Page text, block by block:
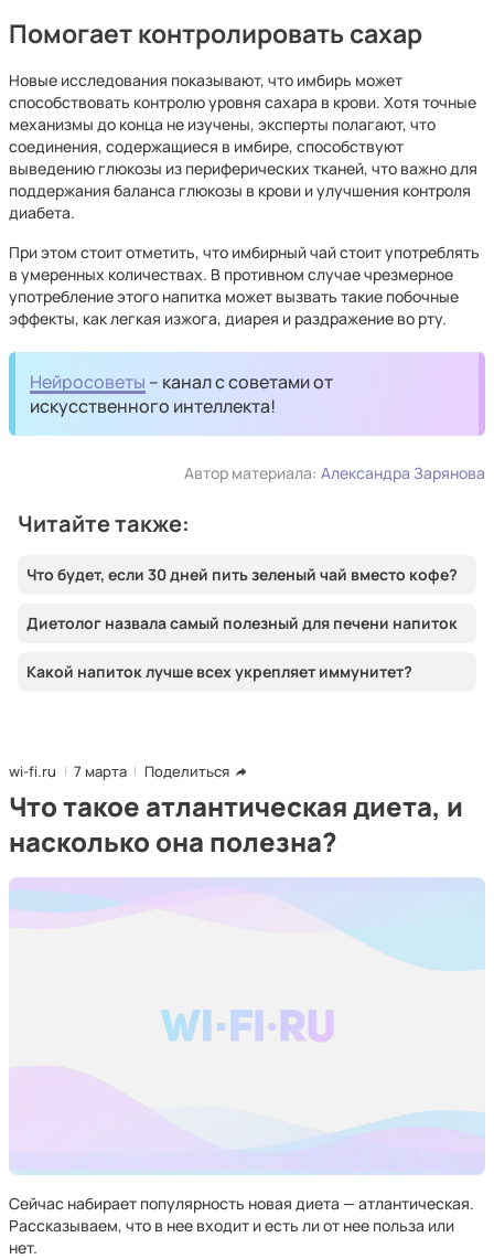
Помогает контролировать сахар
Новые исследования показывают, что имбирь может
способствовать контролю уровня сахара в крови. Хотя точные
механизмы до конца не изучены, эксперты полагают, что
соединения, содержащиеся в имбире, способствуют
выведению глюкозы из периферических тканей, что важно для
поддержания баланса глюкозы в крови и улучшения контроля
диабета.
При этом стоит отметить, что имбирный чай стоит употреблять
в умеренных количествах. В противном случае чрезмерное
употребление этого напитка может вызвать такие побочные
эффекты, как легкая изжога, диарея и раздражение во рту.
Нейросоветы – канал с советами от
искусственного интеллекта!
Автор материала: Александра Зарянова
Читайте также:
Что будет, если 30 дней пить зеленый чай вместо кофе?
Диетолог назвала самый полезный для печени напиток
Какой напиток лучше всех укрепляет иммунитет?
wi-fi.ru 7 марта Поделиться
Что такое атлантическая диета, и
насколько она полезна?
Сейчас набирает популярность новая диета — атлантическая.
Рассказываем, что в нее входит и есть ли от нее польза или
нет.